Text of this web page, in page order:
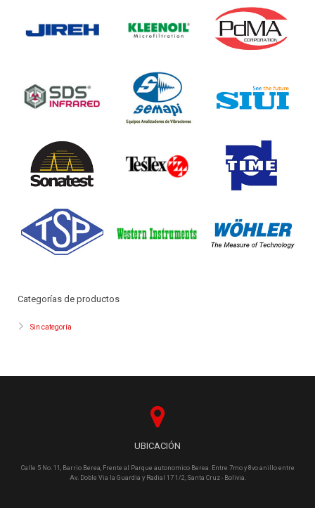
Categorías de productos
Sin categoría
UBICACIÓN
Calle 5 No. 11, Barrio Berea, Frente al Parque autonomico Berea. Entre 7mo y 8vo anillo entre
Av. Doble Via la Guardia y Radial 17 1/2, Santa Cruz - Bolivia.